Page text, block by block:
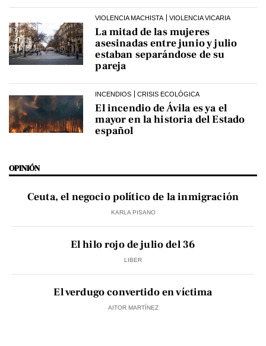
VIOLENCIA MACHISTA VIOLENCIA VICARIA
La mitad de las mujeres
asesinadas entre junio y julio
estaban separándose de su
pareja
INCENDIOS CRISIS ECOLÓGICA
El incendio de Ávila es ya el
mayor en la historia del Estado
español
OPINIÓN
Ceuta, el negocio político de la inmigración
KARLA PISANO
El hilo rojo de julio del 36
LIBER
El verdugo convertido en víctima
AITOR MARTÍNEZ